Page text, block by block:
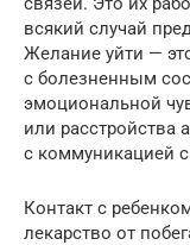
всякий случай
Желание уйти —
с болезненным
эмоциональной
или расстройства
с коммуникацией
Контакт с
лекарство от